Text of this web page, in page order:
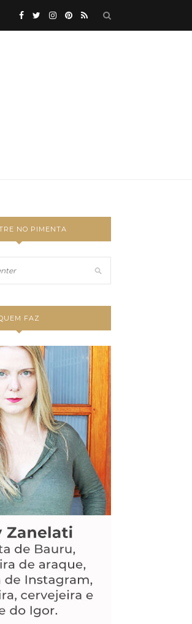
NO PIMENTA
FAZ